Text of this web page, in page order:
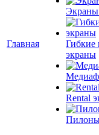
Главная
Гибкие
экраны
Rental